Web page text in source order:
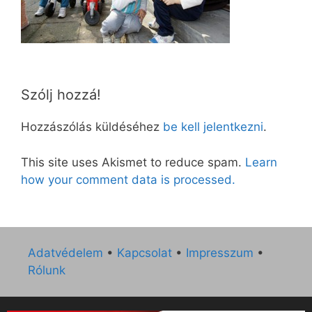
Szólj hozzá!
Hozzászólás küldéséhez be kell jelentkezni.
This site uses Akismet to reduce spam. Learn
how your comment data is processed.
Adatvédelem • Kapcsolat • Impresszum •
Rólunk